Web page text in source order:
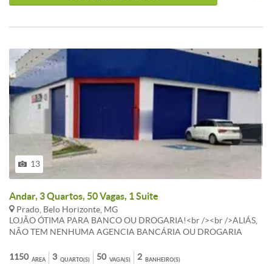
13
Andar, 3 Quartos, 50 Vagas, 1 Suite
Prado, Belo Horizonte, MG
LOJÃO ÓTIMA PARA BANCO OU DROGARIA!<br /><br />ALIÁS,
NÃO TEM NENHUMA AGENCIA BANCÁRIA OU DROGARIA
MULTIDÃO DE PESSOAS E VEÍCULOS NESTE PONTO!!<br /><br
ÁREA
1150 QUARTO(S)
3 VAGA(S)
50 BANHEIRO(S)
2